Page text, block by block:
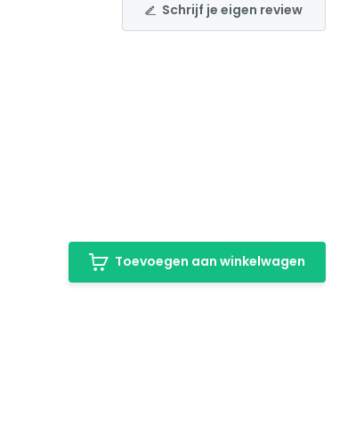
Schrijf je eigen review
Toevoegen aan winkelwagen